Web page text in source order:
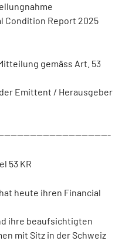
Condition Report 2025
gemäss Art. 53
Emittent / Herausgeber
53 KR
heute ihren Financial
ihre beaufsichtigten
mit Sitz in der Schweiz